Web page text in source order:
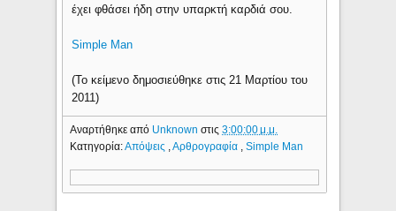
έχει φθάσει ήδη στην υπαρκτή καρδιά σου.
Simple Man
(Το κείμενο δημοσιεύθηκε στις 21 Μαρτίου του
2011)
Αναρτήθηκε από Unknownστις3:00:00 μ.μ.
Κατηγορία:Απόψεις ,Αρθρογραφία ,Simple Man